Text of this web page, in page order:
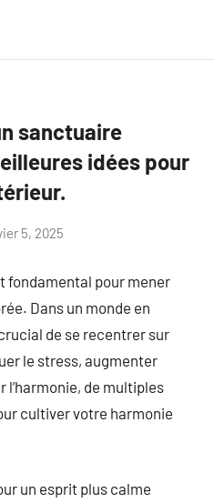
sanctuaire
idées pour
5, 2025
fondamental pour mener
Dans un monde en
de se recentrer sur
le stress, augmenter
l’harmonie, de multiples
cultiver votre harmonie
un esprit plus calme